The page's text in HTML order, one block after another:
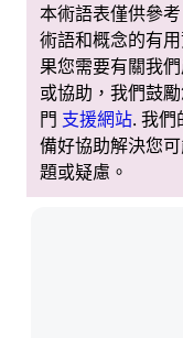
本術語表僅供參
術語和概念的有
果您需要有關我
或協助，我們鼓
門 支援網站. 我們
備好協助解決您
題或疑慮。